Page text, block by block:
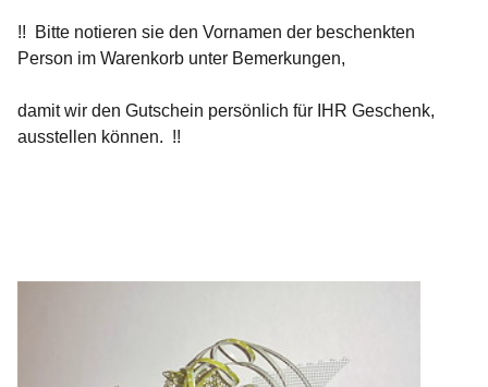
!! Bitte notieren sie den Vornamen der beschenkten
Person im Warenkorb unter Bemerkungen,
damit wir den Gutschein persönlich für IHR Geschenk,
ausstellen können. !!